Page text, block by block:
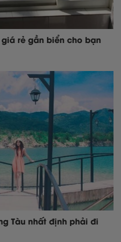
rẻ gần biển cho bạn
Tàu nhất định phải đi